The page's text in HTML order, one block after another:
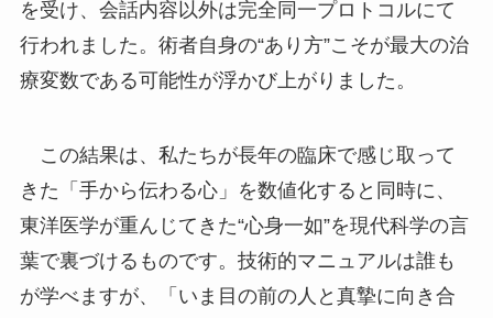
を受け、会話内容以外は完全同一プロトコルにて
行われました。術者自身の“あり方”こそが最大の治
療変数である可能性が浮かび上がりました。
この結果は、私たちが長年の臨床で感じ取って
きた「手から伝わる心」を数値化すると同時に、
東洋医学が重んじてきた“心身一如”を現代科学の言
葉で裏づけるものです。技術的マニュアルは誰も
が学べますが、「いま目の前の人と真摯に向き合